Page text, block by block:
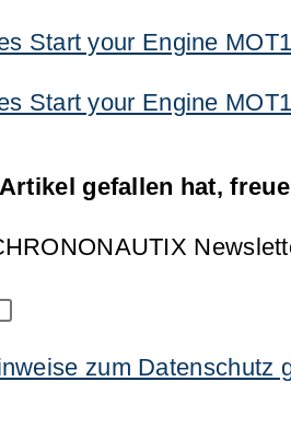
gefallen hat,
zum Datenschutz